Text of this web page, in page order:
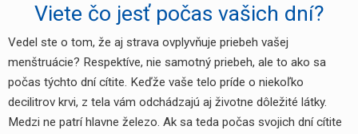
Viete čo jesť počas vašich dní?
Vedel ste o tom, že aj strava ovplyvňuje priebeh vašej
menštruácie? Respektíve, nie samotný priebeh, ale to ako sa
počas týchto dní cítite. Keďže vaše telo príde o niekoľko
decilitrov krvi, z tela vám odchádzajú aj životne dôležité látky.
Medzi ne patrí hlavne železo. Ak sa teda počas svojich dní cítite